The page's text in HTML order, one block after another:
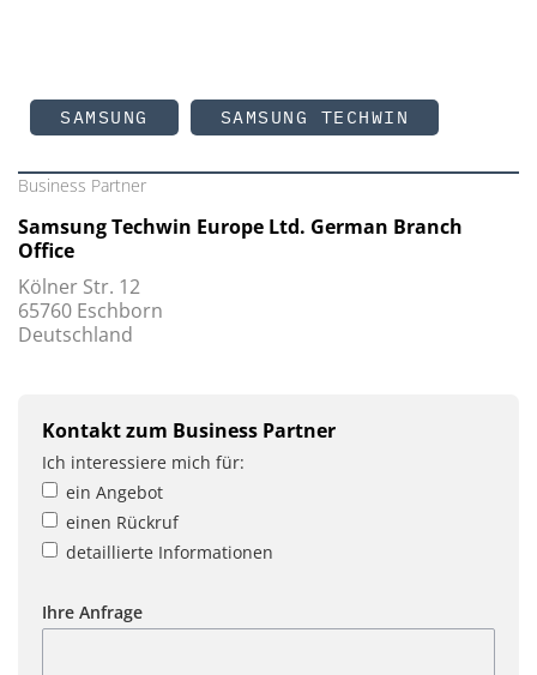
SAMSUNG SAMSUNG TECHWIN
Business Partner
Samsung Techwin Europe Ltd. German Branch
Office
Kölner Str. 12
65760 Eschborn
Deutschland
Kontakt zum Business Partner
Ich interessiere mich für:
ein Angebot
einen Rückruf
detaillierte Informationen
Ihre Anfrage